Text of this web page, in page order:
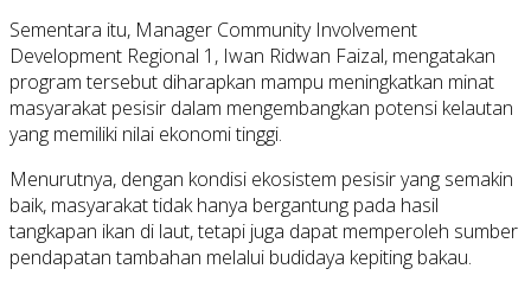
Sementara itu, Manager Community Involvement
Development Regional 1, Iwan Ridwan Faizal, mengatakan
program tersebut diharapkan mampu meningkatkan minat
masyarakat pesisir dalam mengembangkan potensi kelautan
yang memiliki nilai ekonomi tinggi.
Menurutnya, dengan kondisi ekosistem pesisir yang semakin
baik, masyarakat tidak hanya bergantung pada hasil
tangkapan ikan di laut, tetapi juga dapat memperoleh sumber
pendapatan tambahan melalui budidaya kepiting bakau.